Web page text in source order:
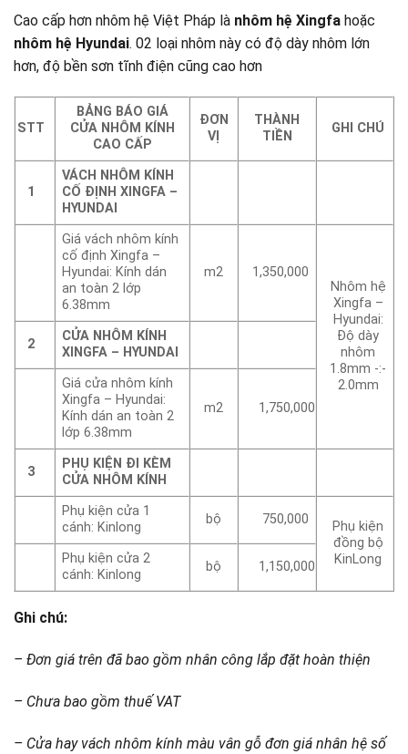
Cao cấp hơn nhôm hệ Việt Pháp là nhôm hệ Xingfa hoặc
nhôm hệ Hyundai. 02 loại nhôm này có độ dày nhôm lớn
hơn, độ bền sơn tĩnh điện cũng cao hơn
STT
BẢNG BÁO GIÁ
CỬA NHÔM KÍNH
CAO CẤP
ĐƠN
VỊ
THÀNH
TIỀN
GHI CHÚ
1
VÁCH NHÔM KÍNH
CỐ ĐỊNH XINGFA –
HYUNDAI
Giá vách nhôm kính
cố định Xingfa –
Hyundai: Kính dán
an toàn 2 lớp
6.38mm
m2
1,350,000
Nhôm hệ
Xingfa –
Hyundai:
Độ dày
nhôm
1.8mm -:-
2.0mm
2
CỬA NHÔM KÍNH
XINGFA – HYUNDAI
Giá cửa nhôm kính
Xingfa – Hyundai:
Kính dán an toàn 2
lớp 6.38mm
m2 1,750,000
3
PHỤ KIỆN ĐI KÈM
CỬA NHÔM KÍNH
Phụ kiện cửa 1
cánh: Kinlong
bộ 750,000
Phụ kiện
đồng bộ
KinLong
Phụ kiện cửa 2
cánh: Kinlong
bộ 1,150,000
Ghi chú:
– Đơn giá trên đã bao gồm nhân công lắp đặt hoàn thiện
– Chưa bao gồm thuế VAT
– Cửa hay vách nhôm kính màu vân gỗ đơn giá nhân hệ số